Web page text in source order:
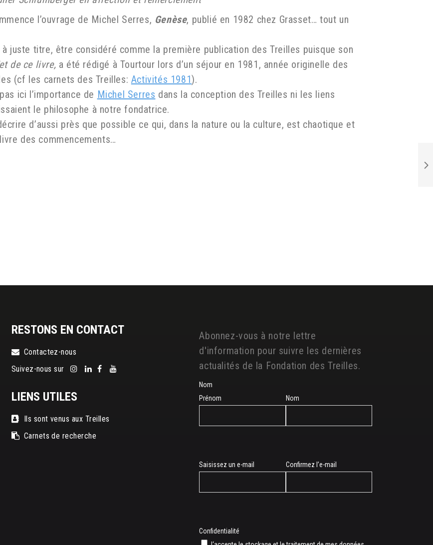
l’ouvrage de Michel Serres, Genèse, publié en 1982 chez Grasset… tout un
juste titre, être considéré comme la première publication des Treilles puisque son
de ce livre, a été rédigé à Tourtour lors d’un séjour en 1981, année originelle des
(cf les carnets des Treilles: Activités 1981).
ici l’importance de Michel Serres dans la conception des Treilles ni les liens
le philosophe à notre fondatrice.
d’aussi près que possible ce qui, dans la nature ou la culture, est chaotique et
des commencements…
RESTONS EN CONTACT
Contactez-nous
Suivez-nous sur
LIENS UTILES
Ils sont venus aux Treilles
Carnets de recherche
Abonnez-vous à notre lettre
d'information pour suivre les dernières
actualités de la Fondation des Treilles.
Nom
Prénom
Nom
E-
Saisissez un e-mail Confirmez l’e-mail
Confidentialité